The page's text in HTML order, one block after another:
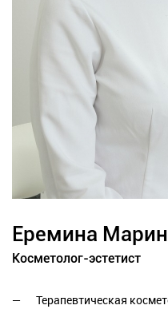
Еремина
Косметолог-эстетист
Терапевтическая